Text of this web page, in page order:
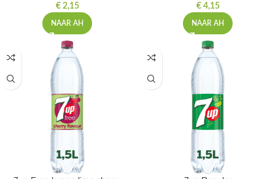
€2,15
NAAR AH
€4,15
NAAR AH